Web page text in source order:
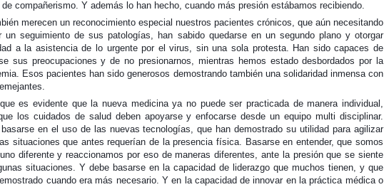
de compañerismo. Y además lo han hecho, cuando más presión estábamos recibiendo.
merecen un reconocimiento especial nuestros pacientes crónicos, que aún necesitando
un seguimiento de sus patologías, han sabido quedarse en un segundo plano y otorgar
a la asistencia de lo urgente por el virus, sin una sola protesta. Han sido capaces de
sus preocupaciones y de no presionarnos, mientras hemos estado desbordados por la
Esos pacientes han sido generosos demostrando también una solidaridad inmensa con
es evidente que la nueva medicina ya no puede ser practicada de manera individual,
los cuidados de salud deben apoyarse y enfocarse desde un equipo multi disciplinar.
basarse en el uso de las nuevas tecnologías, que han demostrado su utilidad para agilizar
situaciones que antes requerían de la presencia física. Basarse en entender, que somos
diferente y reaccionamos por eso de maneras diferentes, ante la presión que se siente
situaciones. Y debe basarse en la capacidad de liderazgo que muchos tienen, y que
cuando era más necesario. Y en la capacidad de innovar en la práctica médica o